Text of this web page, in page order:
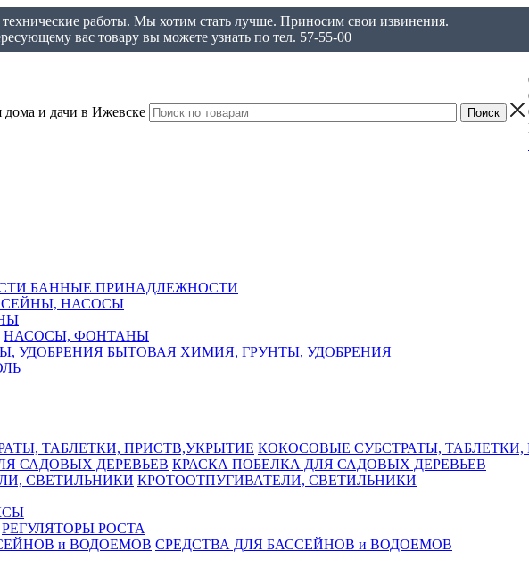
работы. Мы хотим стать лучше. Приносим свои извинения.
вас товару вы можете узнать по тел. 57-55-00
дома и дачи в Ижевске
БАННЫЕ ПРИНАДЛЕЖНОСТИ
НАСОСЫ
НАСОСЫ, ФОНТАНЫ
БЫТОВАЯ ХИМИЯ, ГРУНТЫ, УДОБРЕНИЯ
КОКОСОВЫЕ СУБСТРАТЫ,
КРАСКА ПОБЕЛКА ДЛЯ САДОВЫХ ДЕРЕВЬЕВ
КРОТООТПУГИВАТЕЛИ, СВЕТИЛЬНИКИ
РЕГУЛЯТОРЫ РОСТА
СРЕДСТВА ДЛЯ БАССЕЙНОВ и ВОДОЕМОВ